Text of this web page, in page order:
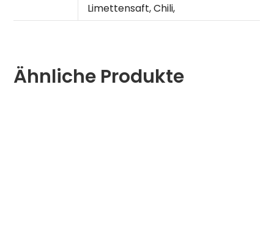
Limettensaft, Chili,
Ähnliche Produkte